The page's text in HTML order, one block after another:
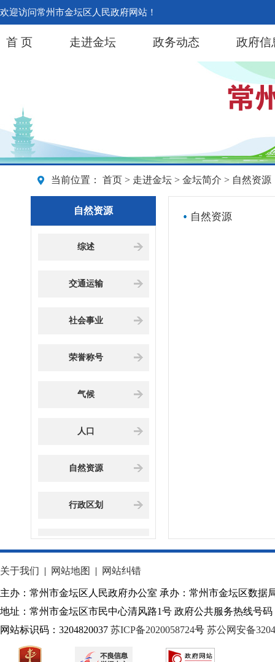
欢迎访问常州市金坛区人民政府网站！
首 页 走进金坛 政务动态 政府信
当前位置： 首页 > 走进金坛 > 金坛简介 > 自然资源
自然资源
综述
交通运输
社会事业
荣誉称号
气候
人口
自然资源
行政区划
地理环境
历史沿革
自然资源
关于我们 | 网站地图 | 网站纠错
主办：常州市金坛区人民政府办公室 承办：常州市金坛区数据
地址：常州市金坛区市民中心清风路1号 政府公共服务热线号码
网站标识码：3204820037 苏ICP备2020058724号 苏公网安备